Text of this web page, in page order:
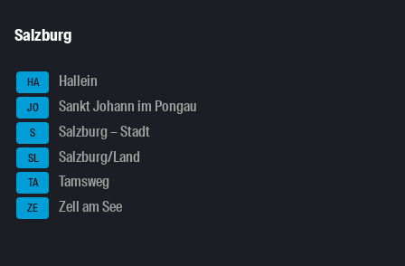
Salzburg
HA Hallein
JO Sankt Johann im Pongau
S Salzburg – Stadt
SL Salzburg/Land
TA Tamsweg
ZE Zell am See